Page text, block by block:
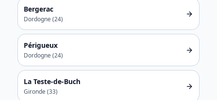
Bergerac
Dordogne(24)
Périgueux
Dordogne(24)
La Teste-de-Buch
Gironde(33)